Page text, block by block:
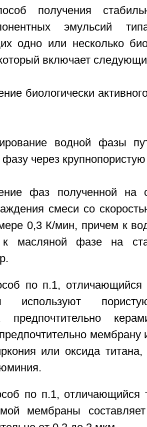
получения
эмульсий
одно или несколько
включает
биологически
водной фазы
через
фаз полученной на
смеси со
0,3 К/мин, причем к
масляной фазе на
по п.1, отличающийся
используют
предпочтительно
или оксида титана,
по п.1, отличающийся
мембраны